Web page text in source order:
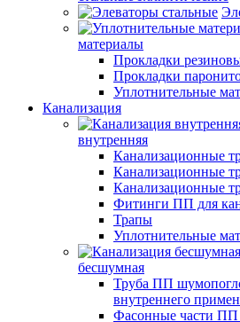
материалы
Прокладки
Прокладки
Уплотнительные
Канализация
внутренняя
Канализационные
Канализационные
Канализационные
Фитинги ПП для
Трапы
Уплотнительные
бесшумная
Труба ПП
внутреннего
Фасонные части